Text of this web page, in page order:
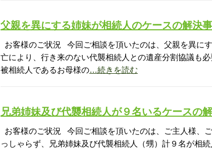
父親を異にする姉妹が相続人のケースの解決
お客様のご状況 今回ご相談を頂いたのは、父親を異に
亡により、行き来のない代襲相続人との遺産分割協議も
被相続人であるお母様の…続きを読む
兄弟姉妹及び代襲相続人が９名いるケースの
お客様のご状況 今回ご相談を頂いたのは、ご主人様、
っしゃらず、兄弟姉妹及び代襲相続人（甥）計９名が相